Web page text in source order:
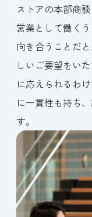
ストアの本部商
営業として働く
向き合うことだ
しいご要望をい
に応えられるわ
に一貫性も持ち
す。